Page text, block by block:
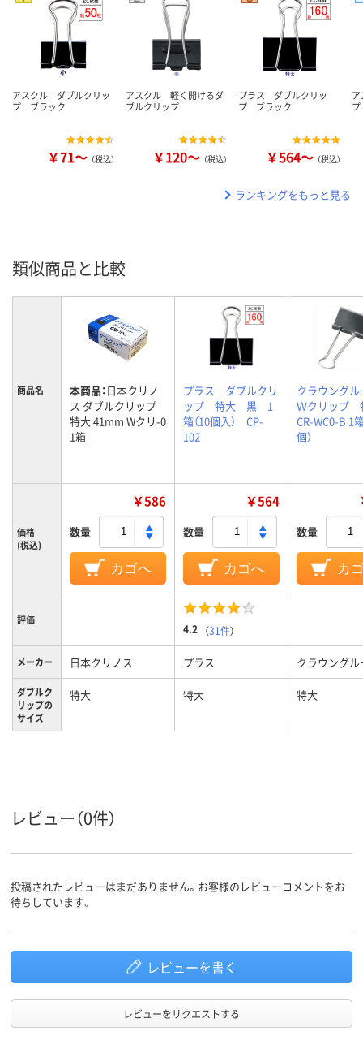
アスクル ダブルクリッ
プ ブラック
￥71～ （税込）
アスクル 軽く開けるダ
ブルクリップ
￥120～ （税込）
プラス ダブルクリッ
プ ブラック
￥564～ （税込）
ランキングをもっと見る
類似商品と比較
商品名 本商品：日本クリノ
ス ダブルクリップ
特大 41mm Wクリ-0
1箱
プラス ダブルクリ
ップ 特大 黒 1
箱（10個入） CP-
102
クラウングル
Ｗクリップ
CR-WC0-B 1
個）
価格
(税込)
￥586
数量
カゴへ
￥564
数量
カゴへ
数量
カ
評価
4.2 （31件）
メーカー 日本クリノス プラス クラウングル
ダブルク
リップの
サイズ
特大 特大 特大
とじ枚数 160枚
材質 スチール スチール
レビュー（0件）
投稿されたレビューはまだありません。お客様のレビューコメントをお
待ちしています。
レビューを書く
レビューをリクエストする